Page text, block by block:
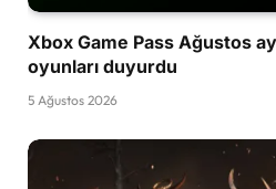
Xbox Game Pass Ağustos
oyunları duyurdu
5 Ağustos 2026